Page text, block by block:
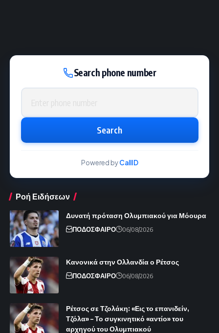
Search phone number
Phone number
Search
Powered byCallID
Ροή Ειδήσεων
Δυνατή πρόταση Ολυμπιακού για Μόουρα
ΠΟΔΟΣΦΑΙΡΟ 06/08/2026
Κανονικά στην Ολλανδία ο Ρέτσος
ΠΟΔΟΣΦΑΙΡΟ 06/08/2026
Ρέτσος σε Τζολάκη: «Εις το επανιδείν,
Τζόλα» – Το συγκινητικό «αντίο» του
αρχηγού του Ολυμπιακού